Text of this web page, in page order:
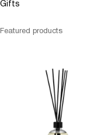
Gifts
Featured products